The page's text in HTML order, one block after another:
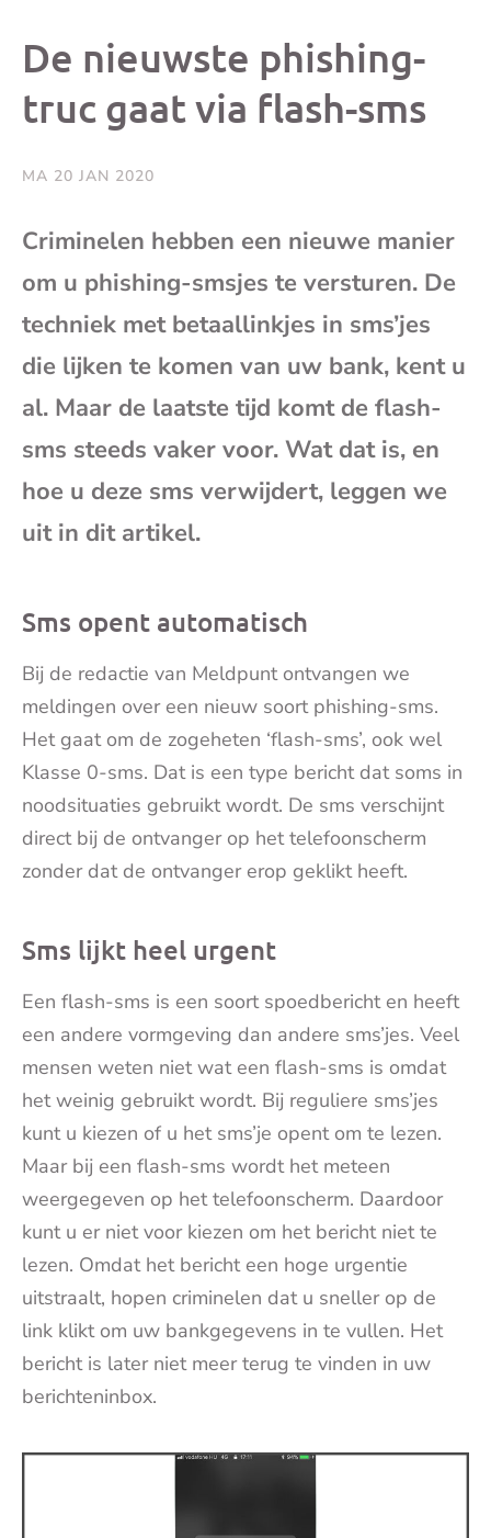
bericht
De nieuwste phishing-
truc gaat via flash-sms
MA 20 JAN 2020
Criminelen hebben een nieuwe manier
om u phishing-smsjes te versturen. De
techniek met betaallinkjes in sms’jes
die lijken te komen van uw bank, kent u
al. Maar de laatste tijd komt de flash-
sms steeds vaker voor. Wat dat is, en
hoe u deze sms verwijdert, leggen we
uit in dit artikel.
Sms opent automatisch
Bij de redactie van Meldpunt ontvangen we
meldingen over een nieuw soort phishing-sms.
Het gaat om de zogeheten ‘flash-sms’, ook wel
Klasse 0-sms. Dat is een type bericht dat soms in
noodsituaties gebruikt wordt. De sms verschijnt
direct bij de ontvanger op het telefoonscherm
zonder dat de ontvanger erop geklikt heeft.
Sms lijkt heel urgent
Een flash-sms is een soort spoedbericht en heeft
een andere vormgeving dan andere sms’jes. Veel
mensen weten niet wat een flash-sms is omdat
het weinig gebruikt wordt. Bij reguliere sms’jes
kunt u kiezen of u het sms’je opent om te lezen.
Maar bij een flash-sms wordt het meteen
weergegeven op het telefoonscherm. Daardoor
kunt u er niet voor kiezen om het bericht niet te
lezen. Omdat het bericht een hoge urgentie
uitstraalt, hopen criminelen dat u sneller op de
link klikt om uw bankgegevens in te vullen. Het
bericht is later niet meer terug te vinden in uw
berichteninbox.